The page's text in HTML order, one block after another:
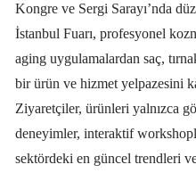
Kongre ve Sergi Sarayı’nda
İstanbul Fuarı, profesyonel
aging uygulamalardan saç,
bir ürün ve hizmet yelpazesini
Ziyaretçiler, ürünleri yalnızca
deneyimler, interaktif
sektördeki en güncel trendleri